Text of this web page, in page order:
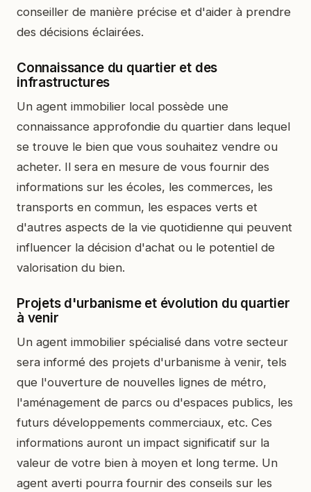
conseiller de manière précise et d'aider à prendre
des décisions éclairées.
Connaissance du quartier et des
infrastructures
Un agent immobilier local possède une
connaissance approfondie du quartier dans lequel
se trouve le bien que vous souhaitez vendre ou
acheter. Il sera en mesure de vous fournir des
informations sur les écoles, les commerces, les
transports en commun, les espaces verts et
d'autres aspects de la vie quotidienne qui peuvent
influencer la décision d'achat ou le potentiel de
valorisation du bien.
Projets d'urbanisme et évolution du quartier
à venir
Un agent immobilier spécialisé dans votre secteur
sera informé des projets d'urbanisme à venir, tels
que l'ouverture de nouvelles lignes de métro,
l'aménagement de parcs ou d'espaces publics, les
futurs développements commerciaux, etc. Ces
informations auront un impact significatif sur la
valeur de votre bien à moyen et long terme. Un
agent averti pourra fournir des conseils sur les